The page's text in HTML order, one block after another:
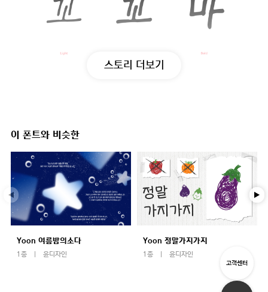
스토리 더보기
이 폰트와 비슷한
Yoon 여름밤의소다
1종 윤디자인
Yoon 정말가지가지
1종 윤디자인
고객센터